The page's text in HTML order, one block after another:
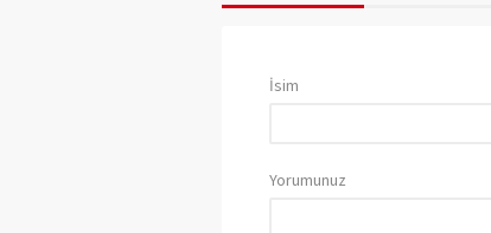
İsim
Yorumunuz